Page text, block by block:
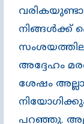
നിങ്ങള്‍ക്ക്‌
അദ്ദേഹം
ശേഷം
പറഞ്ഞു.